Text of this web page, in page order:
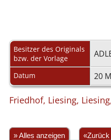
Besitzer des Originals
bzw. der Vorlage
Datum 20
Friedhof, Liesing,
» Alles anzeigen «Zurück